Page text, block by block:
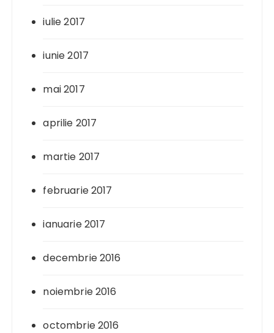
iulie 2017
iunie 2017
mai 2017
aprilie 2017
martie 2017
februarie 2017
ianuarie 2017
decembrie 2016
noiembrie 2016
octombrie 2016